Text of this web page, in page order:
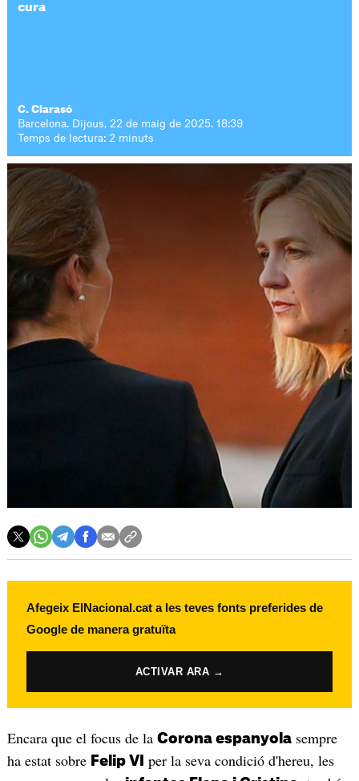
cura
C. Clarasó
Barcelona. Dijous, 22 de maig de 2025. 18:39
Temps de lectura: 2 minuts
Afegeix ElNacional.cat a les teves fonts preferides de
Google de manera gratuïta
ACTIVAR ARA →
Encara que el focus de la Corona espanyolasempre
ha estat sobre Felip VI
per la seva condició d'hereu, les